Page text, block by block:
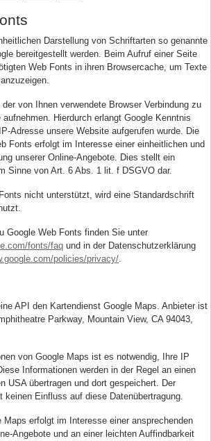
Darstellung von Schriftarten so genannte
bereitgestellt werden. Beim Aufruf einer Seite
Web Fonts in ihren Browsercache, um Texte
von Ihnen verwendete Browser Verbindung zu
Hierdurch erlangt Google Kenntnis
Adresse unsere Website aufgerufen wurde. Die
Fonts erfolgt im Interesse einer einheitlichen und
unserer Online-Angebote. Dies stellt ein
Sinne von Art. 6 Abs. 1 lit. f DSGVO dar.
nicht unterstützt, wird eine Standardschrift
Google Web Fonts finden Sie unter
fonts/faq und in der Datenschutzerklärung
policies/privacy/.
API den Kartendienst Google Maps. Anbieter ist
Parkway, Mountain View, CA 94043,
von Google Maps ist es notwendig, Ihre IP
Informationen werden in der Regel an einen
USA übertragen und dort gespeichert. Der
keinen Einfluss auf diese Datenübertragung.
Maps erfolgt im Interesse einer ansprechenden
Angebote und an einer leichten Auffindbarkeit